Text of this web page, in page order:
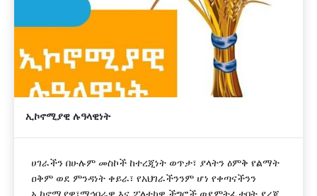
ኢኮኖሚያዊ ሉዓላዊነት
ሀገራችን በሁሉም መስኮች ከተረጂነት ወጥታ፣ ያላትን ዕምቅ የልማት
ዐቅም ወደ ምንዳነት ቀይራ፣ የአህገራችንንም ሆነ የቀጣናችንን